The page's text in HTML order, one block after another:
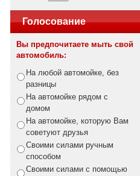
Голосование
Вы предпочитаете мыть свой
автомобиль:
На любой автомойке, без
разницы
На автомойке рядом с
домом
На автомойке, которую Вам
советуют друзья
Своими силами ручным
способом
Своими силами с помощью